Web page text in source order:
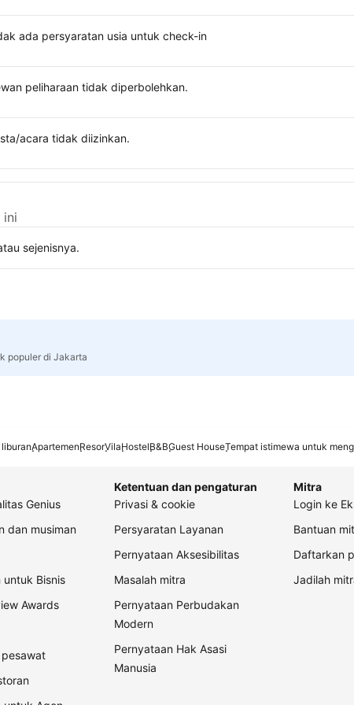
ada persyaratan usia untuk check-in
peliharaan tidak diperbolehkan.
acara tidak diizinkan.
ini
sejenisnya.
populer di Jakarta
liburanApartemenResorVilaHostelB&BGuest HouseTempat istimewa untuk
Genius
dan musiman
untuk Bisnis
Awards
Ketentuan dan pengaturan
Privasi & cookie
Persyaratan Layanan
Pernyataan Aksesibilitas
Masalah mitra
Pernyataan Perbudakan
Modern
Pernyataan Hak Asasi
Manusia
Mitra
Login ke
Bantuan
Daftarkan
Jadilah